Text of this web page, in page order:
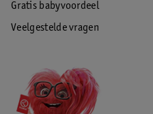
Gratis babyvoordeel
Veelgestelde vragen